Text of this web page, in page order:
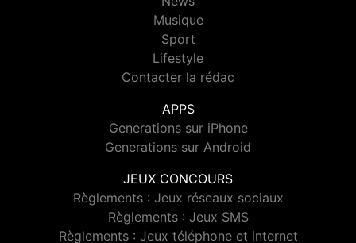
Musique
Sport
Lifestyle
Contacter la rédac
APPS
Generations sur iPhone
Generations sur Android
JEUX CONCOURS
Règlements : Jeux réseaux sociaux
Règlements : Jeux SMS
Règlements : Jeux téléphone et internet